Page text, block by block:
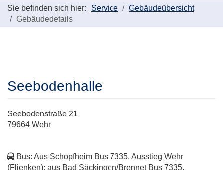
Sie befinden sich hier: Service
Gebäudeübersicht
Gebäudedetails
Seebodenhalle
Seebodenstraße 21
79664 Wehr
Bus: Aus Schopfheim Bus 7335, Ausstieg Wehr
(Flienken); aus Bad Säckingen/Brennet Bus 7335,